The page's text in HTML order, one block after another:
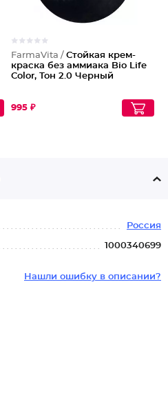
FarmaVita / Стойкая крем-
краска без аммиака Bio Life
Color, Тон 2.0 Черный
995 ₽
Россия
1000340699
Нашли ошибку в описании?